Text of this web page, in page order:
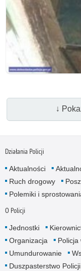
↓
Działania Policji
Aktualności
Ruch drogowy
Polemiki i
O Policji
Jednostki
Organizacja
Policja
Umundurowanie
Duszpasterstwo